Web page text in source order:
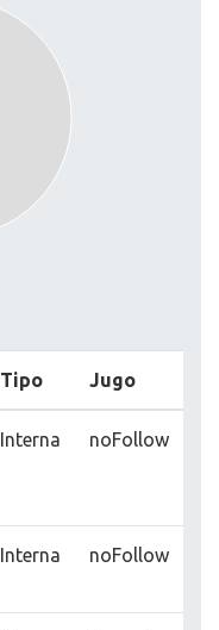
Tipo Jugo
Interna noFollow
Interna noFollow